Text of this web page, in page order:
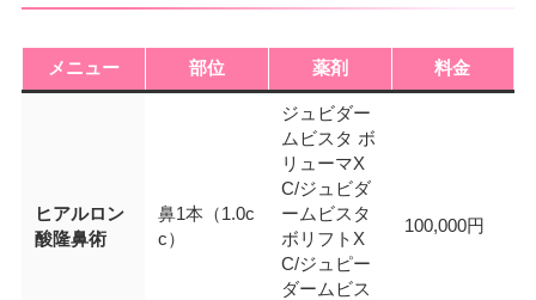
メニュー 部位 薬剤 料金
ヒアルロン
酸隆鼻術
鼻1本（1.0c
c）
ジュビダー
ムビスタ ボ
リューマX
C/ジュビダ
ームビスタ
ボリフトX
C/ジュピー
ダームビス
100,000円